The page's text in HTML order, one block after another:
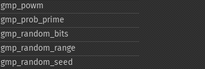
gmp_​powm
gmp_​prob_​prime
gmp_​random_​bits
gmp_​random_​range
gmp_​random_​seed